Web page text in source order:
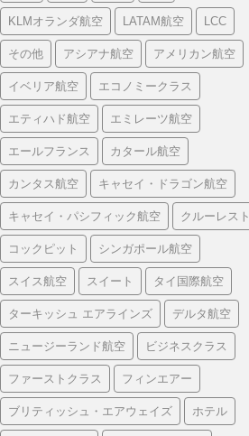
KLMオランダ航空 LATAM航空 LCC
その他 アシアナ航空 アメリカン航空
イベリア航空 エコノミークラス
エティハド航空 エミレーツ航空
エールフランス カタール航空
カンタス航空 キャセイ・ドラゴン航空
キャセイ・パシフィック航空 クルーレスト
コックピット シンガポール航空
スイス航空 スイート タイ国際航空
ターキッシュ エアラインズ デルタ航空
ニュージーランド航空 ビジネスクラス
ファーストクラス フィンエアー
ブリティッシュ・エアウェイズ ホテル